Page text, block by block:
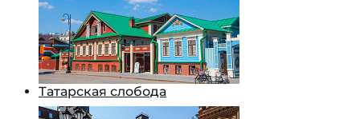
Татарская слобода